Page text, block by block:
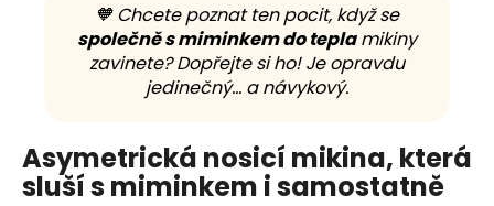
🧡 Chcete poznat ten pocit, když se
společně s miminkem do teplamikiny
zavinete? Dopřejte si ho! Je opravdu
jedinečný… a návykový.
Asymetrická nosicí mikina, která
sluší s miminkem i samostatně